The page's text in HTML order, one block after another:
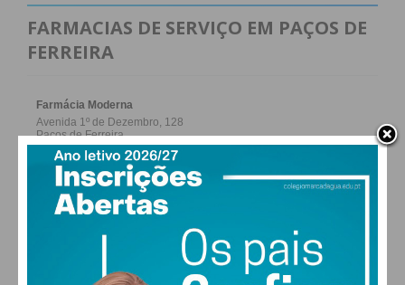
FARMACIAS DE SERVIÇO EM PAÇOS DE
FERREIRA